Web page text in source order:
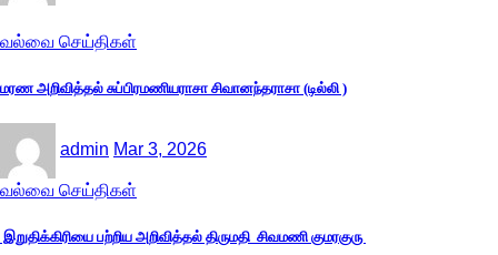
வல்வை செய்திகள்
மரண அறிவித்தல் சுப்பிரமணியராசா சிவானந்தராசா (டில்லி )
admin Mar 3, 2026
வல்வை செய்திகள்
இறுதிக்கிரியை பற்றிய அறிவித்தல் திருமதி சிவமணி குமரகுரு